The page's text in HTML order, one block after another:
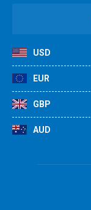
USD
EUR
GBP
AUD